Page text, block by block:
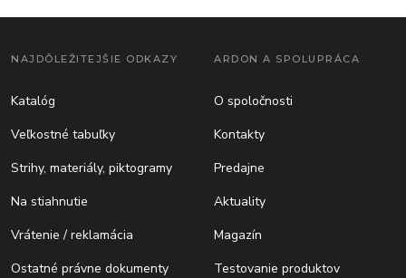
NAJDÔLEŽITEJŠIE ODKAZY
Katalóg
Veľkostné tabuľky
Strihy, materiály, piktogramy
Na stiahnutie
Vrátenie / reklamácia
Ostatné právne dokumenty
ARDON A SPOLUPRÁCA
O spoločnosti
Kontakty
Predajne
Aktuality
Magazín
Testovanie produktov